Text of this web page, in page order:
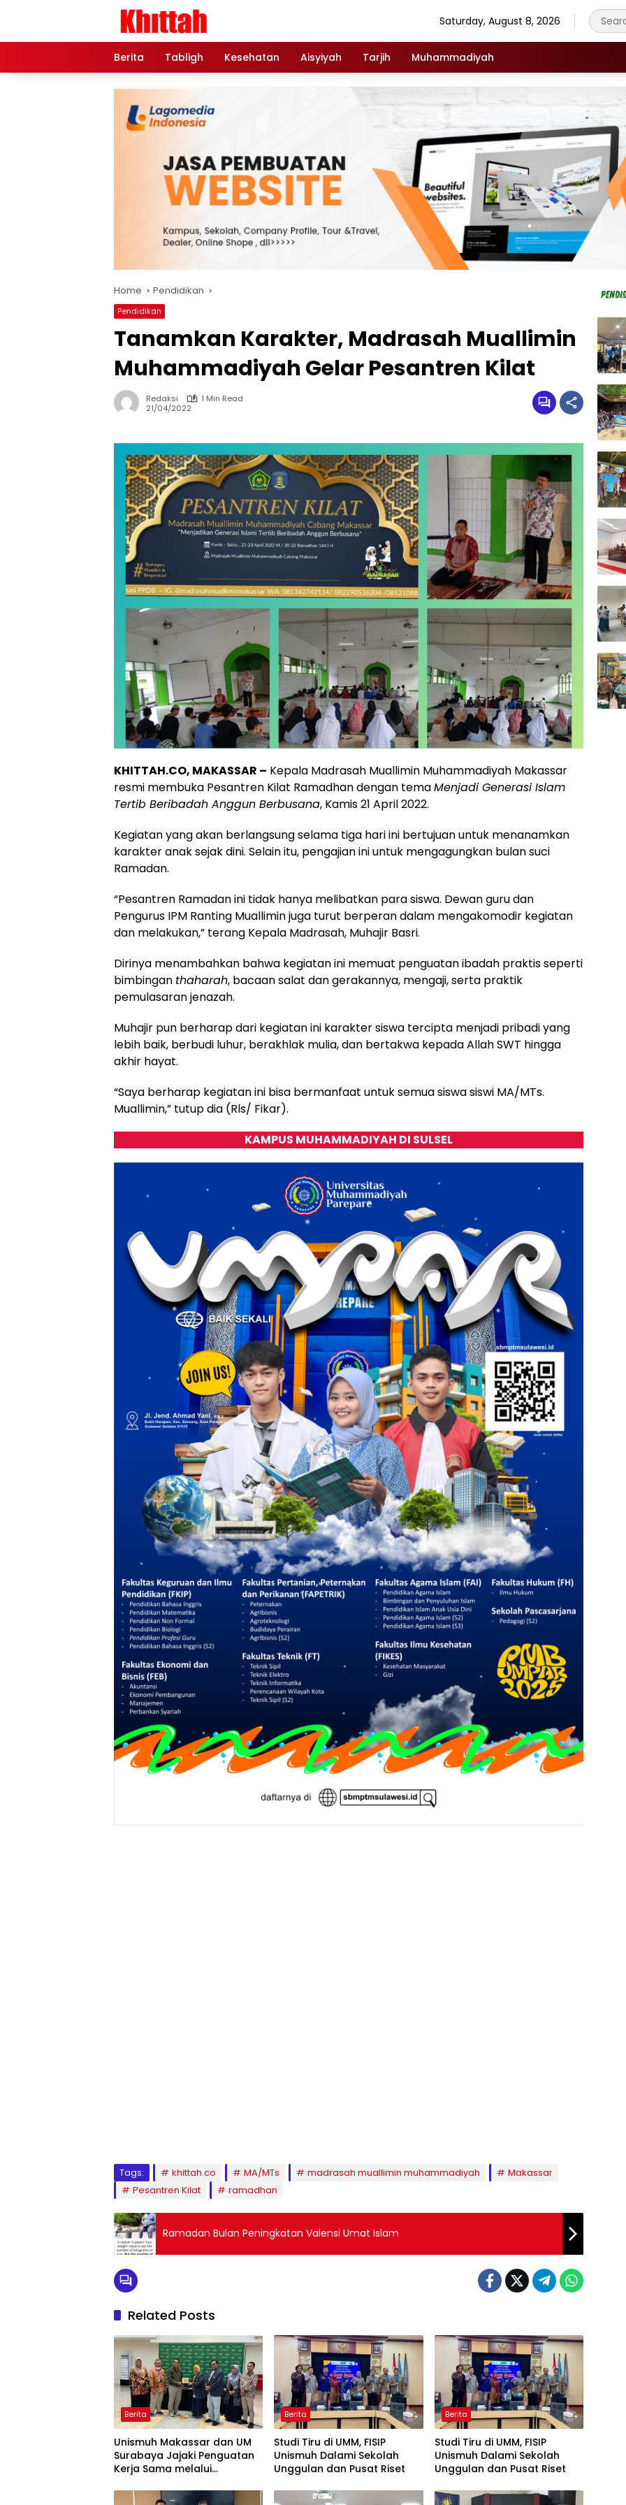
Saturday, August 8, 2026
Berita Tabligh Kesehatan Aisyiyah Tarjih Muhammadiyah
Home Pendidikan
Pendidikan
Tanamkan Karakter, Madrasah Muallimin
Muhammadiyah Gelar Pesantren Kilat
Redaksi
1 Min Read
21/04/2022
KHITTAH.CO, MAKASSAR – Kepala Madrasah Muallimin Muhammadiyah Makassar
resmi membuka Pesantren Kilat Ramadhan dengan temaMenjadi Generasi Islam
Tertib Beribadah Anggun Berbusana, Kamis 21 April 2022.
Kegiatan yang akan berlangsung selama tiga hari ini bertujuan untuk menanamkan
karakter anak sejak dini. Selain itu, pengajian ini untuk mengagungkan bulan suci
Ramadan.
“Pesantren Ramadan ini tidak hanya melibatkan para siswa. Dewan guru dan
Pengurus IPM Ranting Muallimin juga turut berperan dalam mengakomodir kegiatan
dan melakukan,” terang Kepala Madrasah, Muhajir Basri.
Dirinya menambahkan bahwa kegiatan ini memuat penguatan ibadah praktis seperti
bimbingan thaharah, bacaan salat dan gerakannya, mengaji, serta praktik
pemulasaran jenazah.
Muhajir pun berharap dari kegiatan ini karakter siswa tercipta menjadi pribadi yang
lebih baik, berbudi luhur, berakhlak mulia, dan bertakwa kepada Allah SWT hingga
akhir hayat.
“Saya berharap kegiatan ini bisa bermanfaat untuk semua siswa siswi MA/MTs.
Muallimin,” tutup dia (Rls/ Fikar).
KAMPUS MUHAMMADIYAH DI SULSEL
Tags: khittah.co MA/MTs madrasah muallimin muhammadiyah
Makassar
Pesantren Kilat
ramadhan
Ramadan Bulan Peningkatan Valensi Umat Islam
Related Posts
Berita
Unismuh Makassar dan UM
Surabaya Jajaki Penguatan
Kerja Sama melalui
Berita
Studi Tiru di UMM, FISIP
Unismuh Dalami Sekolah
Unggulan dan Pusat Riset
Berita
Studi Tiru di UMM, FISIP
Unismuh Dalami Sekolah
Unggulan dan Pusat Riset